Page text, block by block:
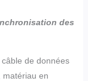
des
de données
matériau en